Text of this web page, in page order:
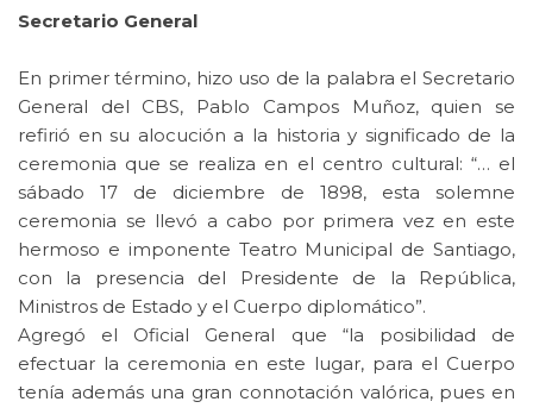
Secretario General
En primer término, hizo uso de la palabra el Secretario
General del CBS, Pablo Campos Muñoz, quien se
refirió en su alocución a la historia y significado de la
ceremonia que se realiza en el centro cultural: “… el
sábado 17 de diciembre de 1898, esta solemne
ceremonia se llevó a cabo por primera vez en este
hermoso e imponente Teatro Municipal de Santiago,
con la presencia del Presidente de la República,
Ministros de Estado y el Cuerpo diplomático”.
Agregó el Oficial General que “la posibilidad de
efectuar la ceremonia en este lugar, para el Cuerpo
tenía además una gran connotación valórica, pues en